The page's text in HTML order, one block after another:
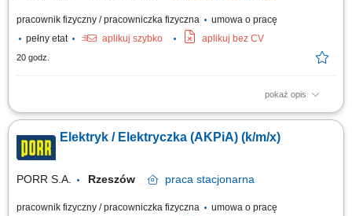
pracownik fizyczny / pracowniczka fizyczna
umowa o pracę
pełny etat
aplikuj szybko aplikuj bez CV
20 godz.
pokaż opis
Opis stanowiska: Zakładanie, serwisowanie i nadzór nad sieciami
wentylacji oraz parku maszynowego). Bieżąca eksploatacja oraz
usuwanie usterek agregatów prądotwórczych, pomp odwadniających i
Elektryk / Elektryczka (AKPiA) (k/m/x)
PORR S.A. Rzeszów praca stacjonarna
pracownik fizyczny / pracowniczka fizyczna
umowa o pracę